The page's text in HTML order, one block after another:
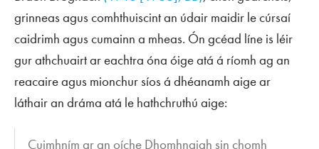
grinneas agus comhthuiscint an údair maidir le cúrsaí
caidrimh agus cumainn a mheas. Ón gcéad líne is léir
gur athchuairt ar eachtra óna óige atá á ríomh ag an
reacaire agus mionchur síos á dhéanamh aige ar
láthair an dráma atá le hathchruthú aige:
Cuimhním ar an oíche Dhomhnaigh sin chomh